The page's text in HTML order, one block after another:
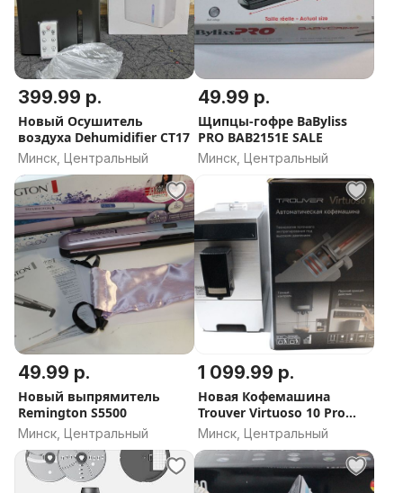
399.99 р.
Новый Осушитель
воздуха Dehumidifier CT17
Минск, Центральный
49.99 р.
Щипцы-гофре BaByliss
PRO BAB2151E SALE
Минск, Центральный
49.99 р.
Новый выпрямитель
Remington S5500
Минск, Центральный
1 099.99 р.
Новая Кофемашина
Trouver Virtuoso 10 Pro
(золотой)
Минск, Центральный